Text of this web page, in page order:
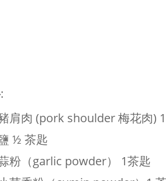
:
肩肉 (pork shoulder 梅花肉)
½ 茶匙
粉（garlic powder） 1茶匙